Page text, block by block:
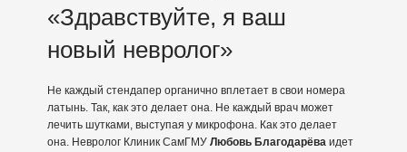
«Здравствуйте, я ваш
новый невролог»
Не каждый стендапер органично вплетает в свои номера
латынь. Так, как это делает она. Не каждый врач может
лечить шутками, выступая у микрофона. Как это делает
она. Невролог Клиник СамГМУ Любовь Благодарёваидет